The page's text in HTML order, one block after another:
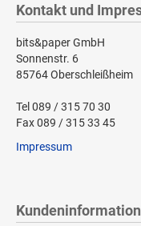
Kontakt und
bits&paper GmbH
Sonnenstr. 6
85764 Oberschleißheim
Tel 089 / 315 70 30
Fax 089 / 315 33 45
Impressum
Kundeninformation